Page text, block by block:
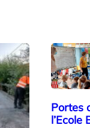
Portes
l’Ecole